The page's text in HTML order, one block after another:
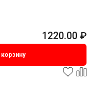
1220.00 ₽